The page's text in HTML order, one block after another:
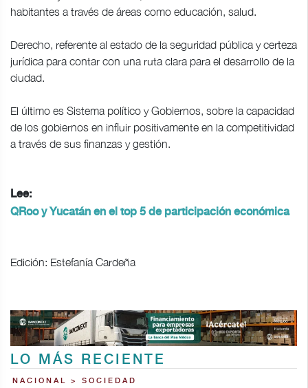
habitantes a través de áreas como educación, salud.
Derecho, referente al estado de la seguridad pública y certeza
jurídica para contar con una ruta clara para el desarrollo de la
ciudad.
El último es Sistema político y Gobiernos, sobre la capacidad
de los gobiernos en influir positivamente en la competitividad
a través de sus finanzas y gestión.
Lee:
QRoo y Yucatán en el top 5 de participación económica
Edición: Estefanía Cardeña
LO MÁS RECIENTE
NACIONAL > SOCIEDAD